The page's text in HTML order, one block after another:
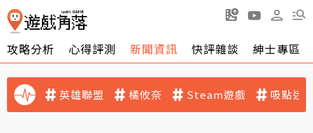
攻略分析 心得評測 新聞資訊 快評雜談 紳士專區
英雄聯盟 橘攸奈 Steam遊戲 吸點迷